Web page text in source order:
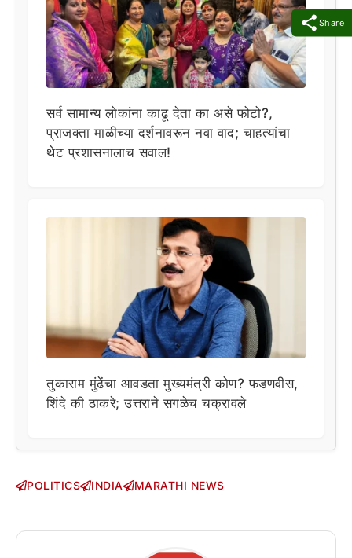
Share
सर्व सामान्य लोकांना काढू देता का असे फोटो?,
प्राजक्ता माळीच्या दर्शनावरून नवा वाद; चाहत्यांचा
थेट प्रशासनालाच सवाल!
तुकाराम मुंढेंचा आवडता मुख्यमंत्री कोण? फडणवीस,
शिंदे की ठाकरे; उत्तराने सगळेच चक्रावले
POLITICS INDIA MARATHI NEWS